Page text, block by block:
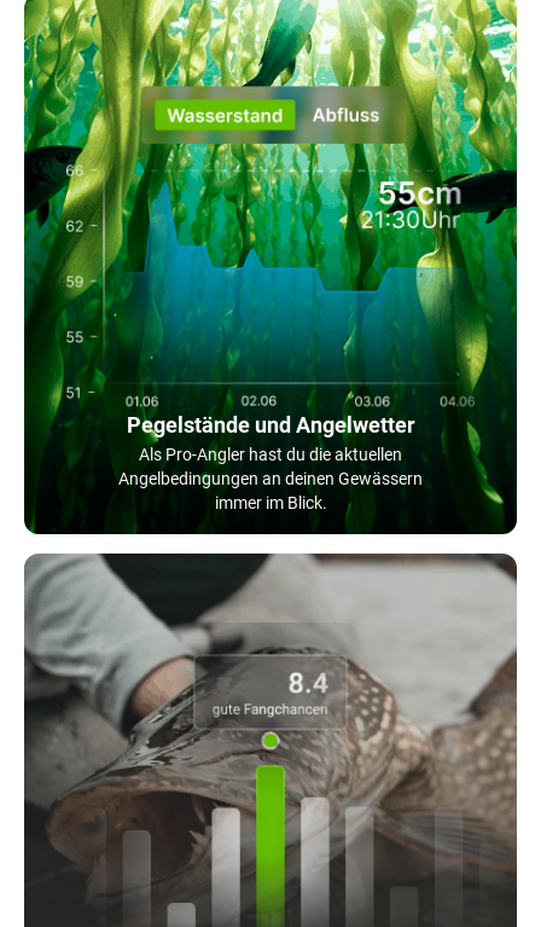
Pegelstände und Angelwetter
Als Pro-Angler hast du die aktuellen
Angelbedingungen an deinen Gewässern
immer im Blick.